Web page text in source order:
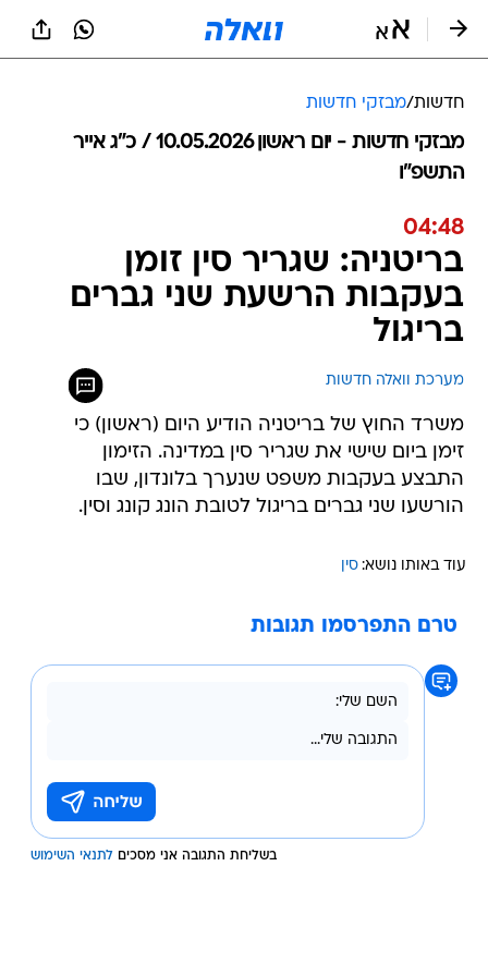
חדשות/מבזקי חדשות
מבזקי חדשות - יום ראשון 10.05.2026 / כ״ג אייר
התשפ"ו
04:48
בריטניה: שגריר סין זומן
בעקבות הרשעת שני גברים
בריגול
מערכת וואלה חדשות
משרד החוץ של בריטניה הודיע היום (ראשון) כי
זימן ביום שישי את שגריר סין במדינה. הזימון
התבצע בעקבות משפט שנערך בלונדון, שבו
הורשעו שני גברים בריגול לטובת הונג קונג וסין.
עוד באותו נושא: סין
טרם התפרסמו תגובות
בשליחת התגובה אני מסכים לתנאי השימוש